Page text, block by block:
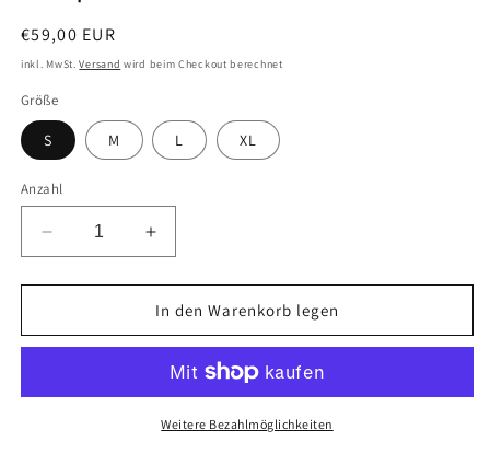
Normaler
Preis
€59,00 EUR
inkl. MwSt.Versand wird beim Checkout berechnet
Größe
S M L XL
Anzahl
Verringere
die
Menge
Deep
Erhöhe
die
Menge
für
Deep
Shorts
In den Warenkorb legen
Weitere Bezahlmöglichkeiten